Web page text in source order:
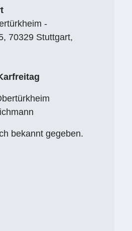
-
70329 Stuttgart,
bekannt gegeben.